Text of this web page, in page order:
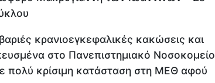
κρανιοεγκεφαλικές κακώσεις και
στο Πανεπιστημιακό Νοσοκομείο
πολύ κρίσιμη κατάσταση στη ΜΕΘ αφού